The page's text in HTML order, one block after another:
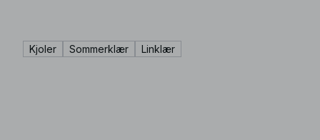
Kjoler Sommerklær Linklær